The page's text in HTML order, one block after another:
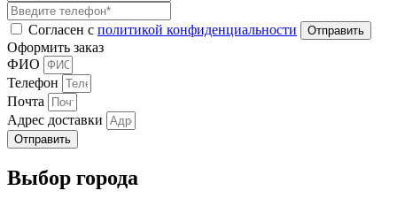
Согласен с политикой конфиденциальности
Оформить заказ
ФИО
Телефон
Почта
Адрес доставки
Отправить
Выбор города